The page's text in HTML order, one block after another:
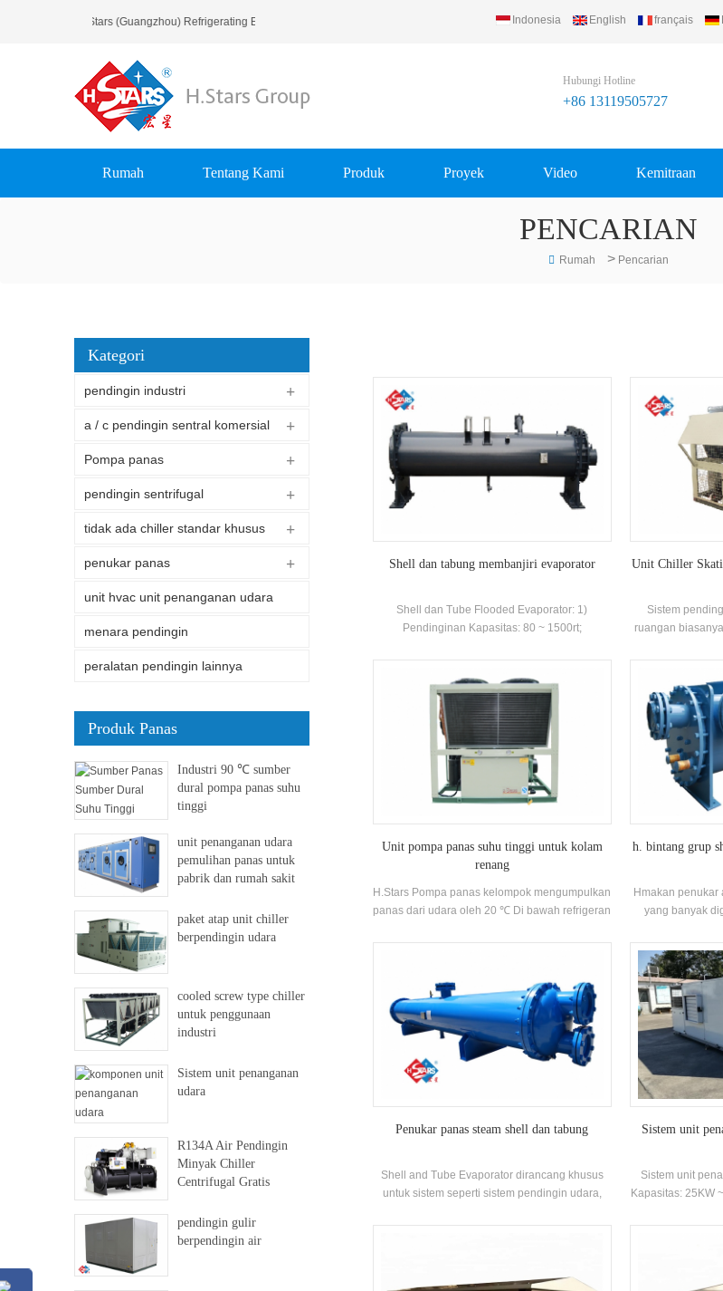
Selamat Datang Di H.Stars (Guangzhou) Refrigerating Equipment Group Ltd.. Indonesia English français
Hubungi Hotline
+86 13119505727
Rumah Tentang Kami Produk Proyek Video Kemitraan
PENCARIAN
Rumah > Pencarian
Shell dan tabung membanjiri evaporator
Shell dan Tube Flooded Evaporator: 1)
Pendinginan Kapasitas: 80 ~ 1500rt;
Unit Chiller
Sistem
ruangan
Pendinginan.
"HSTARS"
Tidak Langsung
sekrup merek
digunakan
es
Unit pompa panas suhu tinggi untuk kolam
renang
H.Stars Pompa panas kelompok mengumpulkan
panas dari udara oleh 20 ℃ Di bawah refrigeran
dan refrigeran tekanan tinggi, dan kemudian
akan dipanaskan air atau media lainnya
h. bintang grup
Hmakan penukar
yang banyak
Penukar panas steam shell dan tabung
Shell and Tube Evaporator dirancang khusus
untuk sistem seperti sistem pendingin udara,
Pemesinan. Perawatannya yang nyaman,
listrik, mesin pendingin dan lainnya Acara.
Sistem unit
Sistem unit
Kapasitas: 25KW
Kategori
pendingin industri
a / c pendingin sentral komersial
Pompa panas
pendingin sentrifugal
tidak ada chiller standar khusus
penukar panas
unit hvac unit penanganan udara
menara pendingin
peralatan pendingin lainnya
Produk Panas
Industri 90 ℃ sumber
dural pompa panas suhu
tinggi
unit penanganan udara
pemulihan panas untuk
pabrik dan rumah sakit
paket atap unit chiller
berpendingin udara
cooled screw type chiller
untuk penggunaan
industri
Sistem unit penanganan
udara
R134A Air Pendingin
Minyak Chiller
Centrifugal Gratis
pendingin gulir
berpendingin air